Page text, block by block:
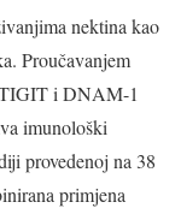
nektina kao
Proučavanjem
i DNAM-1
imunološki
provedenoj na 38
primjena